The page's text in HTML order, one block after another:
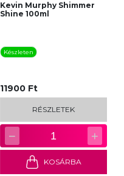
Kevin Murphy Shimmer
Shine 100ml
Készleten
11900 Ft
RÉSZLETEK
− 1 +
KOSÁRBA